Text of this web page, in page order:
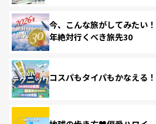
今、こんな旅がしてみたい
年絶対行くべき旅先30
コスパもタイパもかなえる